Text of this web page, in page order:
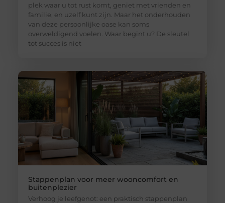
plek waar u tot rust komt, geniet met vrienden en
familie, en uzelf kunt zijn. Maar het onderhouden
van deze persoonlijke oase kan soms
overweldigend voelen. Waar begint u? De sleutel
tot succes is niet
Stappenplan voor meer wooncomfort en
buitenplezier
Verhoog je leefgenot: een praktisch stappenplan